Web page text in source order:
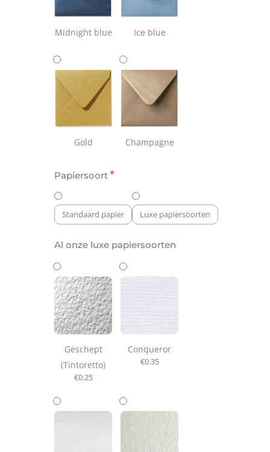
Midnight blue Ice blue
Gold Champagne
Papiersoort*
Standaard papier Luxe papiersoorten
Al onze luxe papiersoorten
Geschept
(Tintoretto)
€0.25
Conqueror
€0.35